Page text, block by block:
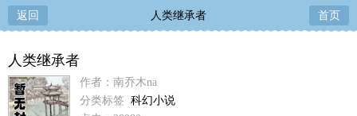
返回 人类继承者 首页
人类继承者
作者：南乔木na
分类标签 科幻小说